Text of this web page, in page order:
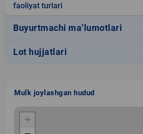
faoliyat turlari
Buyurtmachi ma’lumotlari
Lot hujjatlari
Mulk joylashgan hudud
+